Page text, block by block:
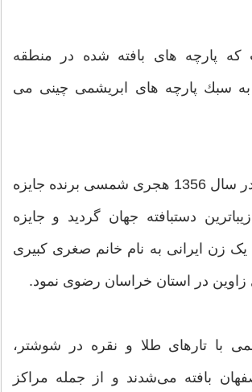
كه پارچه های بافته شده در منطقه
سبك پارچه های ابريشمی چينی می
این دستبافته ها در سال 1356 هجری شمسی برنده جایزه
دستبافته جهان گردید و جایزه
یک زن ایرانی به نام خانم صغری کبیری
زاوین در استان خراسان رضوی نمود.
با تارهای طلا و نقره در شوشتر،
بافته می‌شدند و از جمله مراکز